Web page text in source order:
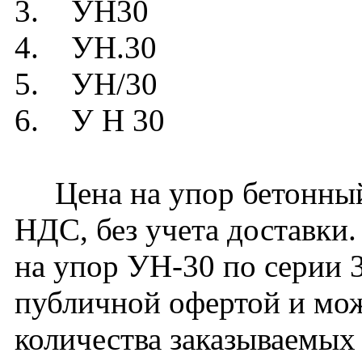
3. УН30
4. УН.30
5. УН/30
6. У Н 30
Цена на упор
НДС, без учета
на упор УН-30 по серии
публичной офертой и
количества